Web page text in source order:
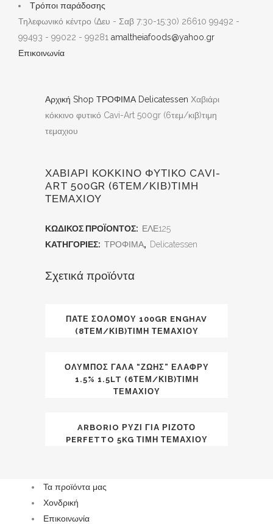
Τρόποι παράδοσης
Τηλεφωνικό κέντρο (Δευ - Σαβ 7:30-15:30) 26610 99492 -
99493 - 99022 - 99281 amaltheiafoods@yahoo.gr
Επικοινωνία
Αρχική Shop ΤΡΟΦΙΜΑ Delicatessen Χαβιάρι
κόκκινο φυτικό Cavi-Art 500gr (6τεμ/κιβ)τιμη
τεμαχιου
ΧΑΒΙΆΡΙ ΚΌΚΚΙΝΟ ΦΥΤΙΚΌ CAVI-
ART 500GR (6ΤΕΜ/ΚΙΒ)ΤΙΜΗ
ΤΕΜΑΧΙΟΥ
ΚΩΔΙΚΌΣ ΠΡΟΪΌΝΤΟΣ: ΕΛΕ125
ΚΑΤΗΓΟΡΊΕΣ: ΤΡΟΦΙΜΑ, Delicatessen
Σχετικά προϊόντα
ΠΑΤΈ ΣΟΛΟΜΟΎ 100GR ENGHAV
(8ΤΕΜ/ΚΙΒ)ΤΙΜΗ ΤΕΜΑΧΙΟΥ
ΌΛΥΜΠΟΣ ΓΆΛΑ “ΖΩΉΣ” ΕΛΑΦΡΎ
1.5% 1.5LT (6ΤΕΜ/ΚΙΒ)ΤΙΜΗ
ΤΕΜΑΧΙΟΥ
ARBORIO ΡΎΖΙ ΓΙΑ ΡΙΖΌΤΟ
PERFETTO 5KG ΤΙΜΉ ΤΕΜΑΧΊΟΥ
Τα προϊόντα μας
Χονδρική
Επικοινωνία